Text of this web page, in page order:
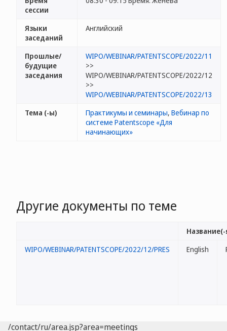
сессии
Языки
заседаний
Английский
Прошлые/
будущие
заседания
WIPO/WEBINAR/PATENTSCOPE/2022/11
>>
WIPO/WEBINAR/PATENTSCOPE/2022/12
>>
WIPO/WEBINAR/PATENTSCOPE/2022/13
Тема (-ы)
Практикумы и семинары, Вебинар по
системе Patentscope «Для
начинающих»
Другие документы по теме
Название(-
WIPO/WEBINAR/PATENTSCOPE/2022/12/PRES
English
/contact/ru/area.jsp?area=meetings